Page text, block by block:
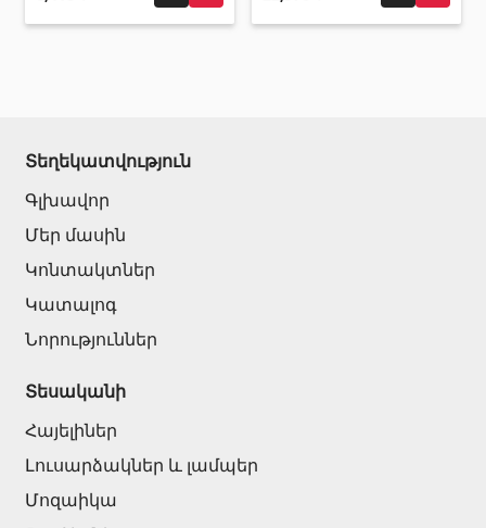
Տեղեկատվություն
Գլխավոր
Մեր մասին
Կոնտակտներ
Կատալոգ
Նորություններ
Տեսականի
Հայելիներ
Լուսարձակներ և լամպեր
Մոզաիկա